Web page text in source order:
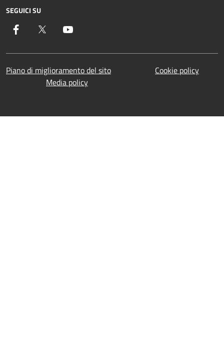
SEGUICI SU
Facebook Twitter
Piano di miglioramento del sito
Cookie policy
Media policy